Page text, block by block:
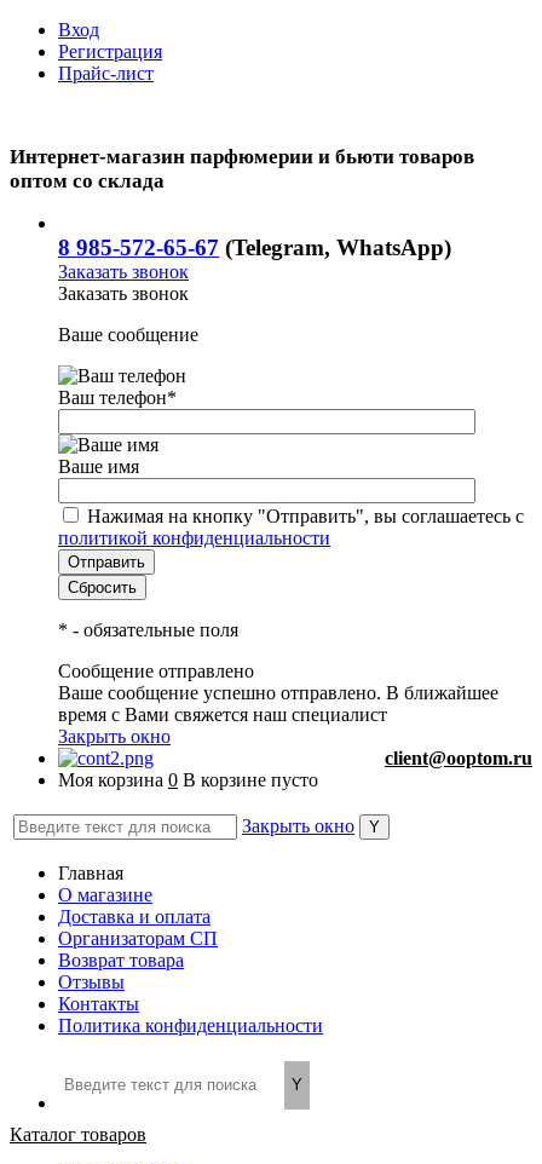
Вход
Регистрация
Прайс-лист
Интернет-магазин парфюмерии и бьюти товаров
оптом со склада
8 985-572-65-67 (Telegram, WhatsApp)
Заказать звонок
Заказать звонок
Ваше сообщение
Ваш телефон*
Ваше имя
Нажимая на кнопку "Отправить", вы соглашаетесь с
политикой конфиденциальности
* - обязательные поля
Сообщение отправлено
Ваше сообщение успешно отправлено. В ближайшее
время с Вами свяжется наш специалист
Закрыть окно
client@ooptom.ru
Моя корзина 0 В корзине пусто
Закрыть окно
Главная
О магазине
Доставка и оплата
Организаторам СП
Возврат товара
Отзывы
Контакты
Политика конфиденциальности
Каталог товаров